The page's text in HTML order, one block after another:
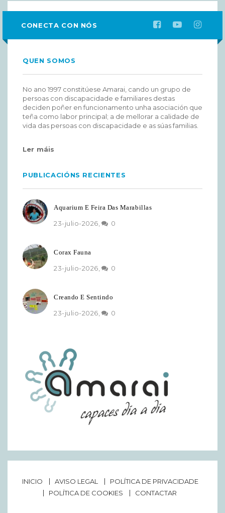
CONECTA CON NÓS
QUEN SOMOS
No ano 1997 constitúese Amarai, cando un grupo de
persoas con discapacidade e familiares destas
deciden poñer en funcionamento unha asociación que
teña como labor principal; a de mellorar a calidade de
vida das persoas con discapacidade e as súas familias.
Ler máis
PUBLICACIÓNS RECIENTES
Aquarium E Feira Das Marabillas
23-julio-2026, 0
Corax Fauna
23-julio-2026, 0
Creando E Sentindo
23-julio-2026, 0
INICIO AVISO LEGAL
POLÍTICA DE PRIVACIDADE
POLÍTICA DE COOKIES
CONTACTAR